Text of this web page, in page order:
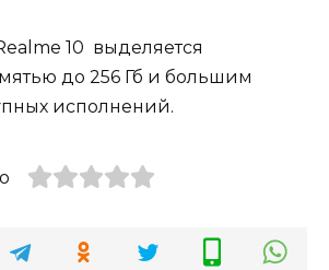
10 выделяется
до 256 Гб и большим
исполнений.